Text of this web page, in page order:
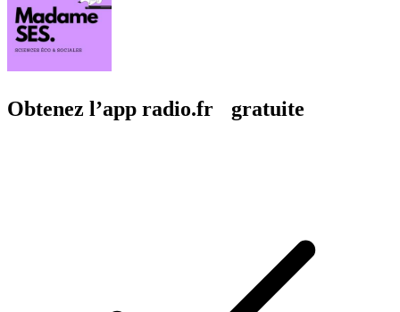
Obtenez l’app radio.fr gratuite